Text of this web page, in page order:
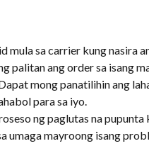
sa carrier kung nasira
palitan ang order sa isang
mong panatilihin ang
para sa iyo.
ng paglutas na pupunta
umaga mayroong isang